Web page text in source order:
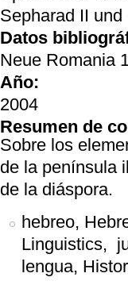
Sepharad II und
Datos
Neue Romania
Año:
2004
Resumen de
Sobre los
de la península
de la diáspora.
hebreo,
Linguistics,
lengua,